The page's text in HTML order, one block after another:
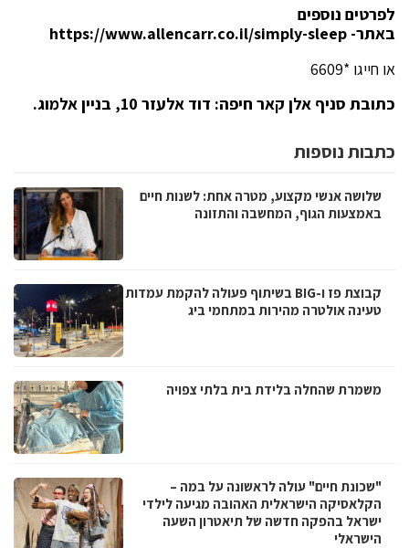
לפרטים נוספים
באתר- https://www.allencarr.co.il/simply-sleep
או חייגו *6609
כתובת סניף אלן קאר חיפה: דוד אלעזר 10, בניין אלמוג.
כתבות נוספות
שלושה אנשי מקצוע, מטרה אחת: לשנות חיים
באמצעות הגוף, המחשבה והתזונה
קבוצת פז ו-BIG בשיתוף פעולה להקמת עמדות
טעינה אולטרה מהירות במתחמי ביג
משמרת שהחלה בלידת בית בלתי צפויה
"שכונת חיים" עולה לראשונה על במה –
הקלאסיקה הישראלית האהובה מגיעה לילדי
ישראל בהפקה חדשה של תיאטרון השעה
הישראלי